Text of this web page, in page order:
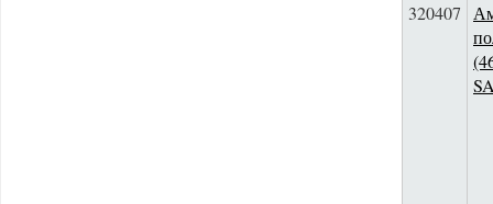
320407